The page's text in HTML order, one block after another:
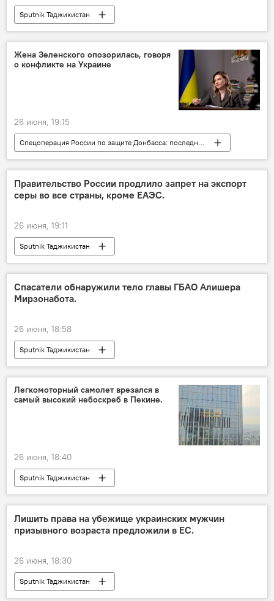
Sputnik Таджикистан
Жена Зеленского опозорилась, говоря
о конфликте на Украине
26 июня, 19:15
Спецоперация России по защите Донбасса: последние новости
Владимир Зеленский
Украина
СМИ
Правительство России продлило запрет на экспорт
серы во все страны, кроме ЕАЭС.
26 июня, 19:11
Sputnik Таджикистан
Спасатели обнаружили тело главы ГБАО Алишера
Мирзонабота.
26 июня, 18:58
Sputnik Таджикистан
Легкомоторный самолет врезался в
самый высокий небоскреб в Пекине.
26 июня, 18:40
Sputnik Таджикистан
Лишить права на убежище украинских мужчин
призывного возраста предложили в ЕС.
26 июня, 18:30
Sputnik Таджикистан